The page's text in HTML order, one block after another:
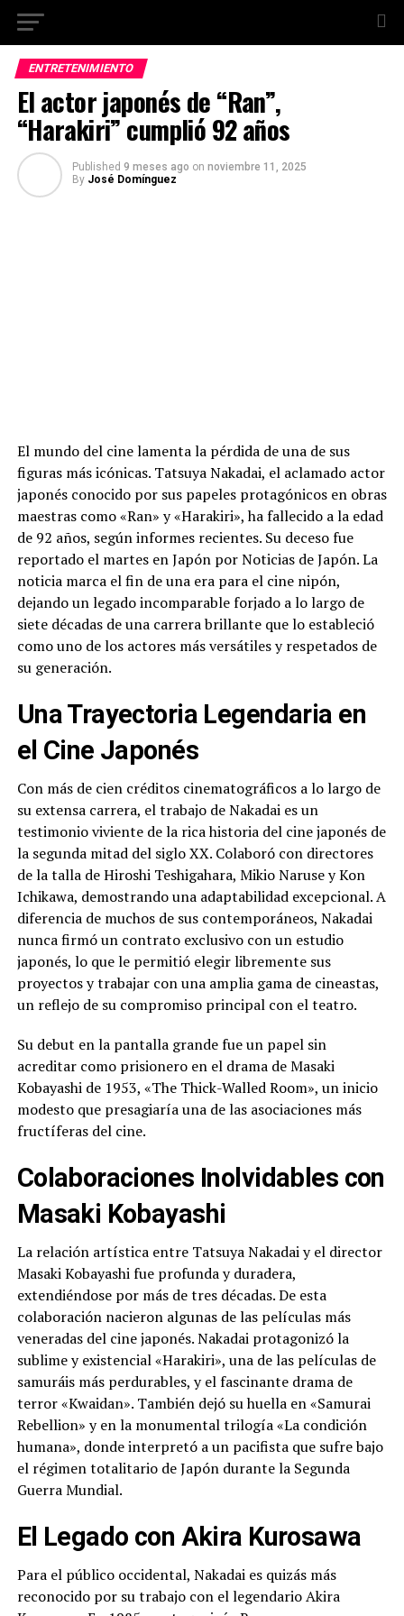
ENTRETENIMIENTO
El actor japonés de “Ran”,
“Harakiri” cumplió 92 años
Published 9 meses ago on noviembre 11, 2025
By José Domínguez
El mundo del cine lamenta la pérdida de una de sus
figuras más icónicas. Tatsuya Nakadai, el aclamado actor
japonés conocido por sus papeles protagónicos en obras
maestras como «Ran» y «Harakiri», ha fallecido a la edad
de 92 años, según informes recientes. Su deceso fue
reportado el martes en Japón por Noticias de Japón. La
noticia marca el fin de una era para el cine nipón,
dejando un legado incomparable forjado a lo largo de
siete décadas de una carrera brillante que lo estableció
como uno de los actores más versátiles y respetados de
su generación.
Una Trayectoria Legendaria en
el Cine Japonés
Con más de cien créditos cinematográficos a lo largo de
su extensa carrera, el trabajo de Nakadai es un
testimonio viviente de la rica historia del cine japonés de
la segunda mitad del siglo XX. Colaboró con directores
de la talla de Hiroshi Teshigahara, Mikio Naruse y Kon
Ichikawa, demostrando una adaptabilidad excepcional. A
diferencia de muchos de sus contemporáneos, Nakadai
nunca firmó un contrato exclusivo con un estudio
japonés, lo que le permitió elegir libremente sus
proyectos y trabajar con una amplia gama de cineastas,
un reflejo de su compromiso principal con el teatro.
Su debut en la pantalla grande fue un papel sin
acreditar como prisionero en el drama de Masaki
Kobayashi de 1953, «The Thick-Walled Room», un inicio
modesto que presagiaría una de las asociaciones más
fructíferas del cine.
Colaboraciones Inolvidables con
Masaki Kobayashi
La relación artística entre Tatsuya Nakadai y el director
Masaki Kobayashi fue profunda y duradera,
extendiéndose por más de tres décadas. De esta
colaboración nacieron algunas de las películas más
veneradas del cine japonés. Nakadai protagonizó la
sublime y existencial «Harakiri», una de las películas de
samuráis más perdurables, y el fascinante drama de
terror «Kwaidan». También dejó su huella en «Samurai
Rebellion» y en la monumental trilogía «La condición
humana», donde interpretó a un pacifista que sufre bajo
el régimen totalitario de Japón durante la Segunda
Guerra Mundial.
El Legado con Akira Kurosawa
Para el público occidental, Nakadai es quizás más
reconocido por su trabajo con el legendario Akira